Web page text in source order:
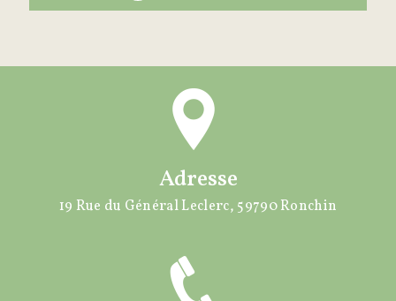
Adresse
19 Rue du Général Leclerc, 59790 Ronchin